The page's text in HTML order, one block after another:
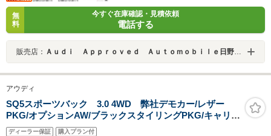
無
料
今すぐ在庫確認・見積依頼
電話する
販売店： Ａｕｄｉ Ａｐｐｒｏｖｅｄ Ａｕｔｏｍｏｂｉｌｅ日野バイパス（株）ビジョナリング ビジョナグループ
アウディ
SQ5スポーツバック 3.0 4WD 弊社デモカー/レザー
PKG/オプションAW/ブラックスタイリングPKG/キャリパ
ーレッド/認定中古車/ACC/シートヒーター/
ディーラー保証 購入プラン付